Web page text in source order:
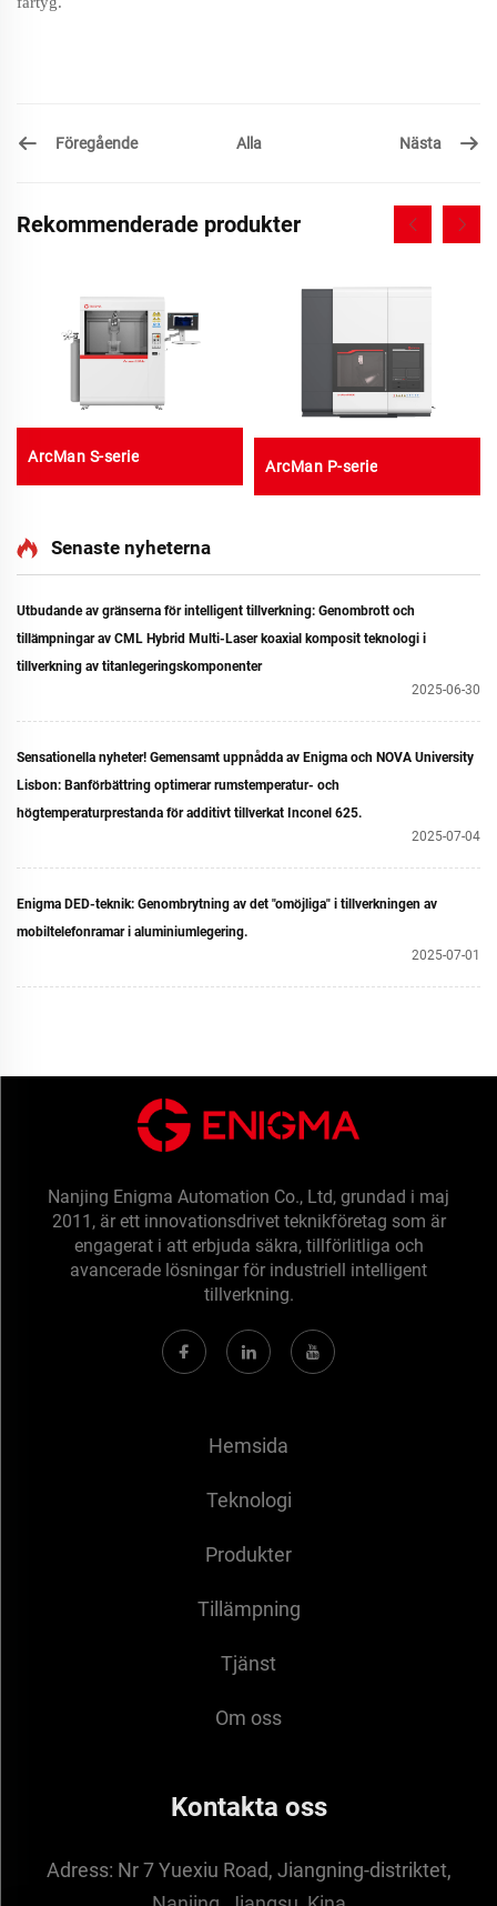
Föregående Alla Nästa
Rekommenderade produkter
ArcMan S-serie
ArcMan P-serie
Senaste nyheterna
Utbudande av gränserna för intelligent tillverkning: Genombrott och
tillämpningar av CML Hybrid Multi-Laser koaxial komposit teknologi i
tillverkning av titanlegeringskomponenter
2025-06-30
Sensationella nyheter! Gemensamt uppnådda av Enigma och NOVA University
Lisbon: Banförbättring optimerar rumstemperatur- och
högtemperaturprestanda för additivt tillverkat Inconel 625.
2025-07-04
Enigma DED-teknik: Genombrytning av det "omöjliga" i tillverkningen av
mobiltelefonramar i aluminiumlegering.
2025-07-01
Nanjing Enigma Automation Co., Ltd, grundad i maj
2011, är ett innovationsdrivet teknikföretag som är
engagerat i att erbjuda säkra, tillförlitliga och
avancerade lösningar för industriell intelligent
tillverkning.
Hemsida
Teknologi
Produkter
Tillämpning
Tjänst
Om oss
Kontakta oss
Adress: Nr 7 Yuexiu Road, Jiangning-distriktet,